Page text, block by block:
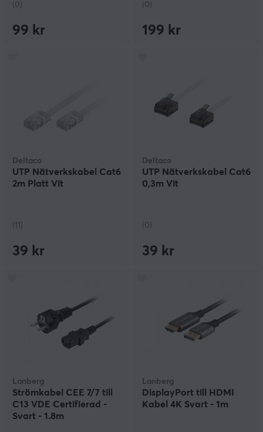
(0)
99 kr
(0)
199 kr
Deltaco
UTP Nätverkskabel Cat6
2m Platt Vit
(11)
39 kr
Deltaco
UTP Nätverkskabel Cat6
0,3m Vit
(0)
39 kr
Lanberg
Strömkabel CEE 7/7 till
C13 VDE Certifierad -
Svart - 1.8m
Lanberg
DisplayPort till HDMI
Kabel 4K Svart - 1m